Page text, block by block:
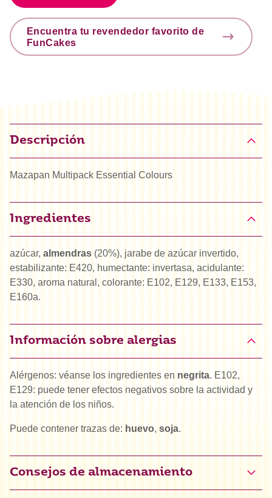
Encuentra tu revendedor favorito de
FunCakes
Descripción
Mazapan Multipack Essential Colours
Ingredientes
azúcar, almendras (20%), jarabe de azúcar invertido,
estabilizante: E420, humectante: invertasa, acidulante:
E330, aroma natural, colorante: E102, E129, E133, E153,
E160a.
Información sobre alergias
Alérgenos: véanse los ingredientes en negrita. E102,
E129: puede tener efectos negativos sobre la actividad y
la atención de los niños.
Puede contener trazas de: huevo, soja.
Consejos de almacenamiento